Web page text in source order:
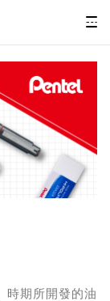
時期所開發的油